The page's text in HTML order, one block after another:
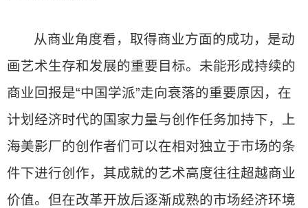
从商业角度看，取得商业方面的成功，是动
画艺术生存和发展的重要目标。未能形成持续的
商业回报是“中国学派”走向衰落的重要原因，在
计划经济时代的国家力量与创作任务加持下，上
海美影厂的创作者们可以在相对独立于市场的条
件下进行创作，其成就的艺术高度往往超越商业
价值。但在改革开放后逐渐成熟的市场经济环境